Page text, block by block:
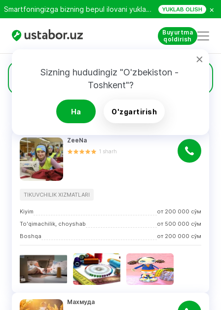
Smartfoningizga bizning bepul ilovani yuklab oling! YUKLAB OLISH ×
Buyurtma
qoldirish
Sizning hududingiz "O'zbekiston -
Toshkent"?
Ha O'zgartirish
Tikuvchilik xizmatlari
QIDIRUV NATIJALARI
ZeeNa
1 sharh
TIKUVCHILIK XIZMATLARI
Kiyim от 200 000 сўм
To'qimachilik, choyshab
от 500 000 сўм
Boshqa
от 200 000 сўм
Махмуда